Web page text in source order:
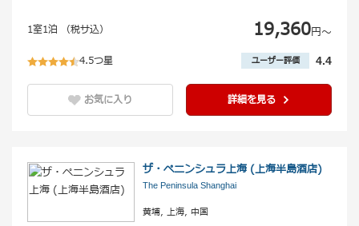
19,360円〜
1室1泊 （税サ込）
4.5つ星 ユーザー評価 4.4
お気に入り 詳細を見る
ザ・ペニンシュラ上海 (上海半島酒店)
The Peninsula Shanghai
黄埔, 上海, 中国